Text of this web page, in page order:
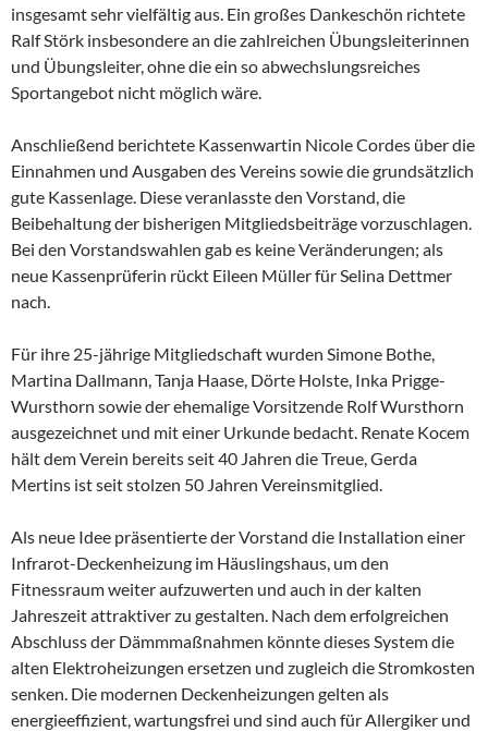
insgesamt sehr vielfältig aus. Ein großes Dankeschön richtete
Ralf Störk insbesondere an die zahlreichen Übungsleiterinnen
und Übungsleiter, ohne die ein so abwechslungsreiches
Sportangebot nicht möglich wäre.
Anschließend berichtete Kassenwartin Nicole Cordes über die
Einnahmen und Ausgaben des Vereins sowie die grundsätzlich
gute Kassenlage. Diese veranlasste den Vorstand, die
Beibehaltung der bisherigen Mitgliedsbeiträge vorzuschlagen.
Bei den Vorstandswahlen gab es keine Veränderungen; als
neue Kassenprüferin rückt Eileen Müller für Selina Dettmer
nach.
Für ihre 25-jährige Mitgliedschaft wurden Simone Bothe,
Martina Dallmann, Tanja Haase, Dörte Holste, Inka Prigge-
Wursthorn sowie der ehemalige Vorsitzende Rolf Wursthorn
ausgezeichnet und mit einer Urkunde bedacht. Renate Kocem
hält dem Verein bereits seit 40 Jahren die Treue, Gerda
Mertins ist seit stolzen 50 Jahren Vereinsmitglied.
Als neue Idee präsentierte der Vorstand die Installation einer
Infrarot-Deckenheizung im Häuslingshaus, um den
Fitnessraum weiter aufzuwerten und auch in der kalten
Jahreszeit attraktiver zu gestalten. Nach dem erfolgreichen
Abschluss der Dämmmaßnahmen könnte dieses System die
alten Elektroheizungen ersetzen und zugleich die Stromkosten
senken. Die modernen Deckenheizungen gelten als
energieeffizient, wartungsfrei und sind auch für Allergiker und